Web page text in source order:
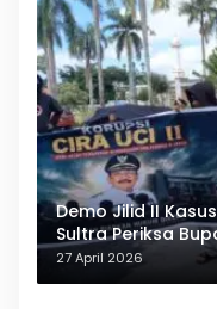
Demo Jilid II
Sultra Periksa
27 April 2026